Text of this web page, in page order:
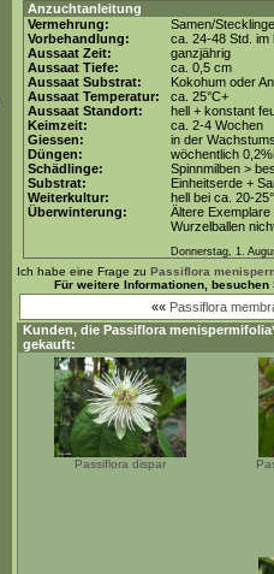
Anzuchtanleitung
Vermehrung:
Samen/Stecklinge
Vorbehandlung:
ca. 24-48 Std. im
Aussaat Zeit:
ganzjährig
Aussaat Tiefe:
ca. 0,5 cm
Aussaat Substrat:
Kokohum oder
Aussaat Temperatur:
ca. 25°C+
Aussaat Standort:
hell + konstant
Keimzeit:
ca. 2-4 Wochen
Giessen:
in der
Düngen:
wöchentlich
Schädlinge:
Spinnmilben >
Substrat:
Einheitserde +
Weiterkultur:
hell bei ca. 20-
Überwinterung:
Ältere
Wurzelballen
Donnerstag, 1.
Ich habe eine Frage zu Passiflora
Für weitere Informationen,
«« Passiflora
Kunden, die Passiflora
gekauft:
Passiflora dispar